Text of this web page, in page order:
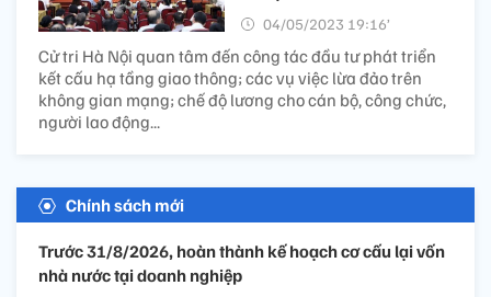
04/05/2023 19:16’
Cử tri Hà Nội quan tâm đến công tác đầu tư phát triển
kết cấu hạ tầng giao thông; các vụ việc lừa đảo trên
không gian mạng; chế độ lương cho cán bộ, công chức,
người lao động...
Chính sách mới
Trước 31/8/2026, hoàn thành kế hoạch cơ cấu lại vốn
nhà nước tại doanh nghiệp